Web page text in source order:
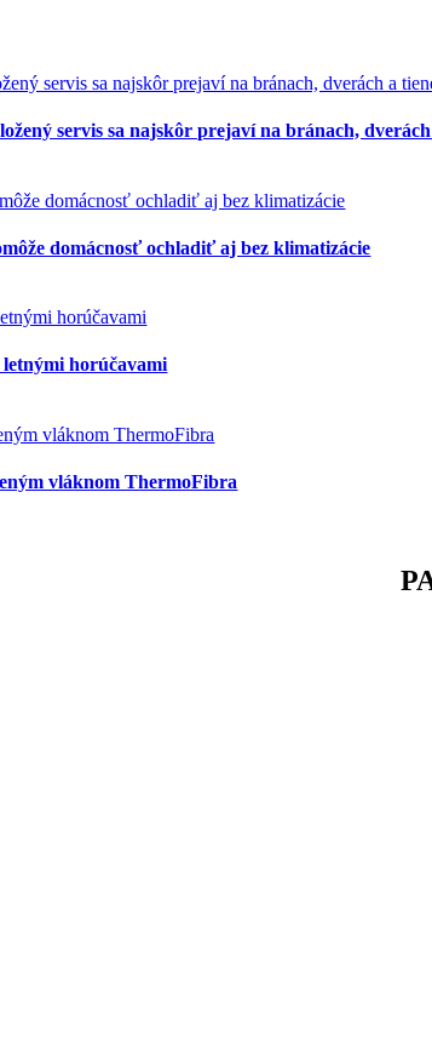
servis sa najskôr prejaví na bránach,
domácnosť ochladiť aj bez klimatizácie
horúčavami
vláknom ThermoFibra